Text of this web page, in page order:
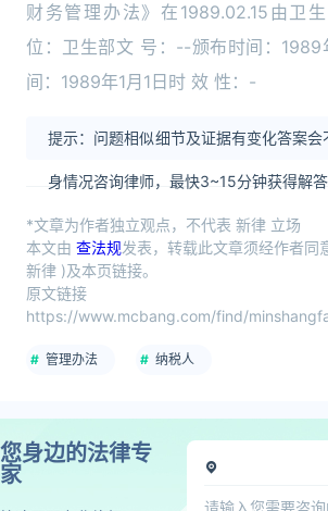
财务管理办法》在1989.02.15由卫
位：卫生部文 号：--颁布时间：1989
间：1989年1月1日时 效 性：-
提示：问题相似细节及证据有变化答案会
身情况咨询律师，最快3~15分钟获得解答
*文章为作者独立观点，不代表 新律 立场
本文由 查法规发表，转载此文章须经作者同
新律 )及本页链接。
原文链接
https://www.mcbang.com/find/
管理办法 纳税人
您身边的法律专
家